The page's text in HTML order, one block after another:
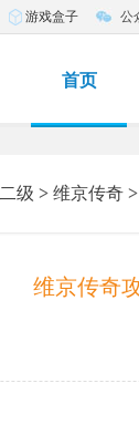
游戏盒子 公
首页
级 > 维京传奇 >
维京传奇